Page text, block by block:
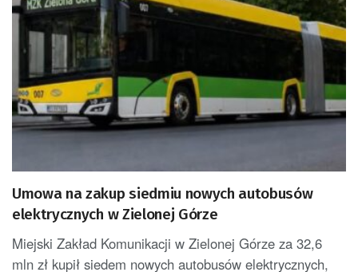
Umowa na zakup siedmiu nowych autobusów
elektrycznych w Zielonej Górze
Miejski Zakład Komunikacji w Zielonej Górze za 32,6
mln zł kupił siedem nowych autobusów elektrycznych,